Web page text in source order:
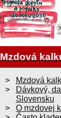
Mzdová
Mzdová
Dávkový,
Slovensku
O mzdovej